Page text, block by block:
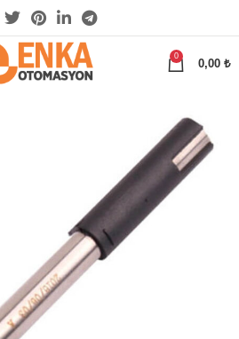
0
0,00 ₺